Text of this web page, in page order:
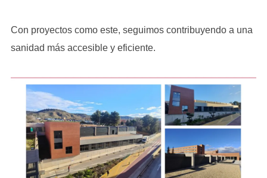
Con proyectos como este, seguimos contribuyendo a una
sanidad más accesible y eficiente.